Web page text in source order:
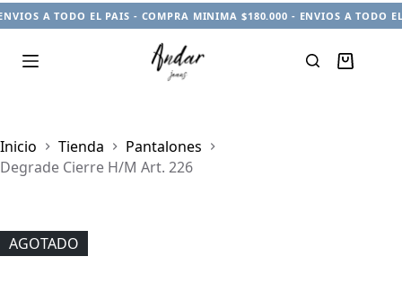
A TODO EL PAIS - COMPRA MINIMA $180.000 - ENVIOS A TODO
Carro
Inicio
Tienda
Pantalones
Degrade Cierre H/M Art. 226
AGOTADO